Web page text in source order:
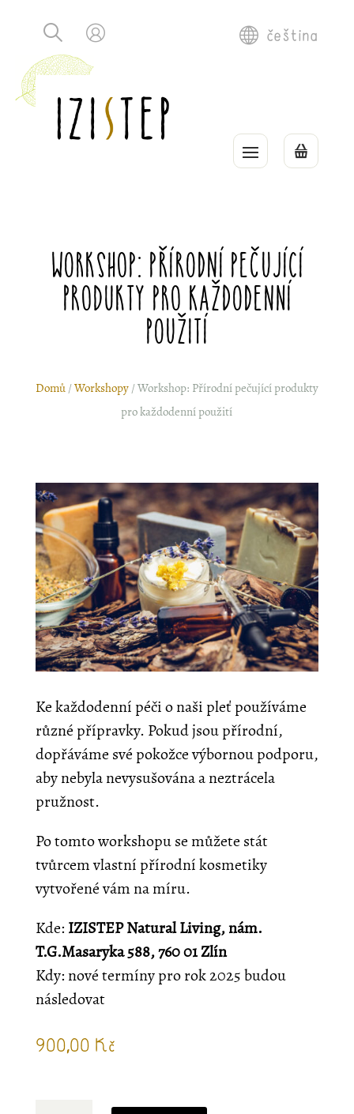
čeština
Workshop: Přírodní pečující
produkty pro každodenní
použití
Domů/Workshopy/ Workshop: Přírodní pečující produkty
pro každodenní použití
Ke každodenní péči o naši pleť používáme
různé přípravky. Pokud jsou přírodní,
dopřáváme své pokožce výbornou podporu,
aby nebyla nevysušována a neztrácela
pružnost.
Po tomto workshopu se můžete stát
tvůrcem vlastní přírodní kosmetiky
vytvořené vám na míru.
Kde: IZISTEP Natural Living, nám.
T.G.Masaryka 588, 760 01 Zlín
Kdy: nové termíny pro rok 2025 budou
následovat
900,00 Kč